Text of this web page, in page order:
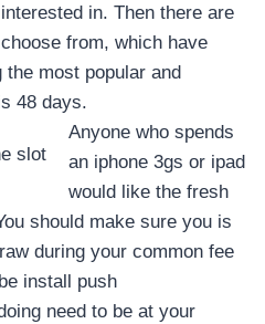
in. Then there are
from, which have
most popular and
48 days.
Anyone who spends
an iphone 3gs or ipad
would like the fresh
should make sure you is
during your common fee
install push
need to be at your